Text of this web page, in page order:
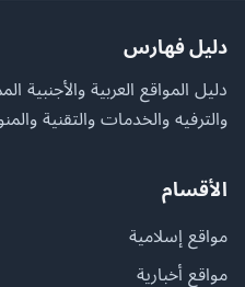
دليل فهارس
دليل المواقع العربية والأجنبية
والترفيه والخدمات والتقنية
الأقسام
مواقع إسلامية
مواقع أخبارية